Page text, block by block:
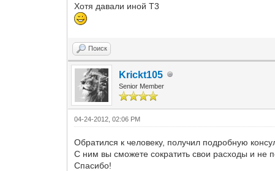
Хотя давали иной Т3
Поиск
Krickt105
Senior Member
04-24-2012, 02:06 PM
Обратился к человеку, получил подробную
С ним вы сможете сократить свои расходы и не
Спасибо!